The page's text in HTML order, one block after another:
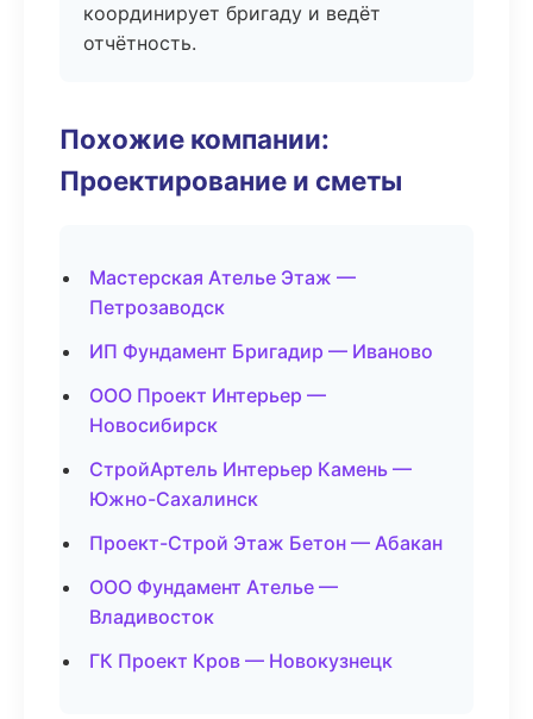
координирует бригаду и ведёт
отчётность.
Похожие компании:
Проектирование и сметы
Мастерская Ателье Этаж —
Петрозаводск
ИП Фундамент Бригадир — Иваново
ООО Проект Интерьер —
Новосибирск
СтройАртель Интерьер Камень —
Южно-Сахалинск
Проект-Строй Этаж Бетон — Абакан
ООО Фундамент Ателье —
Владивосток
ГК Проект Кров — Новокузнецк